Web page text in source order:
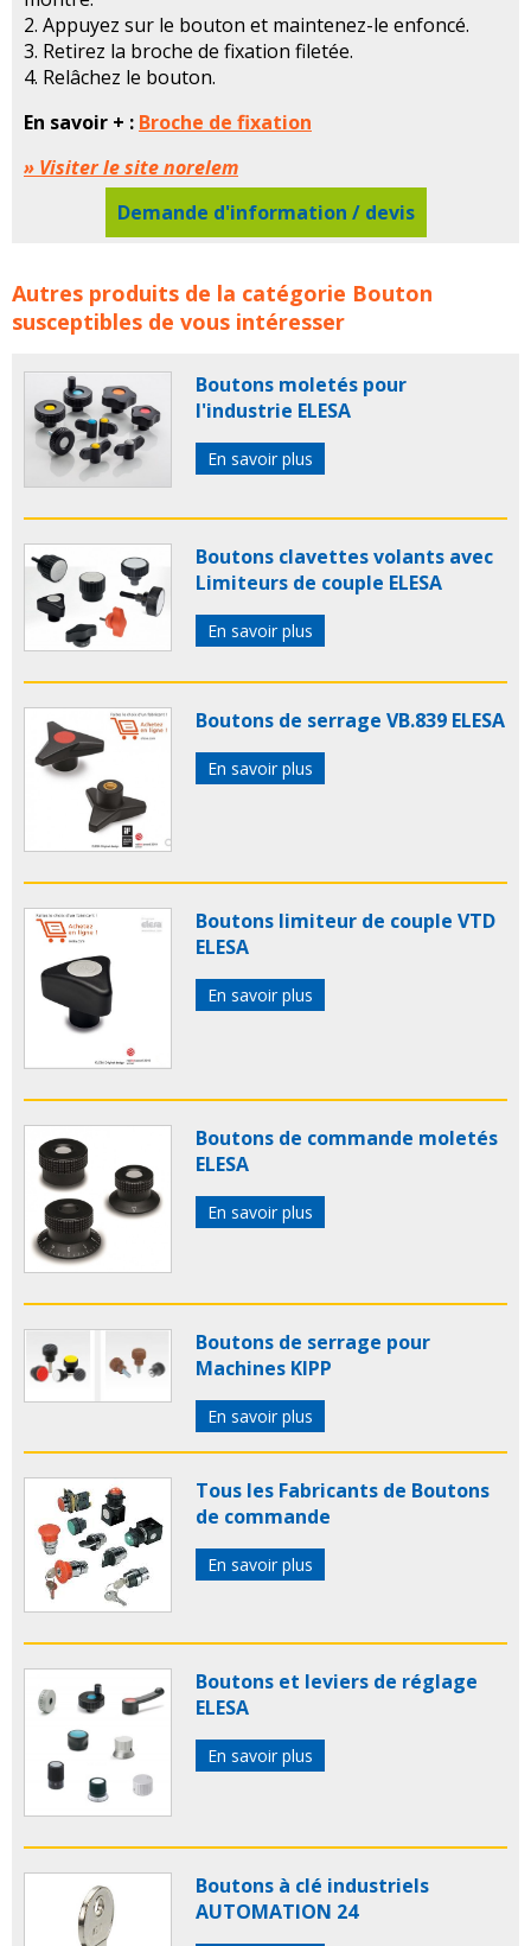
2. Appuyez sur le bouton et maintenez-le enfoncé.
3. Retirez la broche de fixation filetée.
4. Relâchez le bouton.
En savoir + : Broche de fixation
» Visiter le site norelem
Demande d'information / devis
Broche de fixation filetée avec palier anti-friction de
norelem concerne les familles de produits :
norelem
Autres produits de la catégorie Bouton
susceptibles de vous intéresser
Boutons moletés pour
l'industrie ELESA
En savoir plus
Boutons clavettes volants avec
Limiteurs de couple ELESA
En savoir plus
Boutons de serrage VB.839 ELESA
En savoir plus
Boutons limiteur de couple VTD
ELESA
En savoir plus
Boutons de commande moletés
ELESA
En savoir plus
Boutons de serrage pour
Machines KIPP
En savoir plus
Tous les Fabricants de Boutons
de commande
En savoir plus
Boutons et leviers de réglage
ELESA
En savoir plus
Boutons à clé industriels
AUTOMATION 24